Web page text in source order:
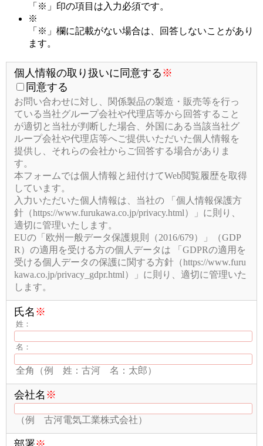
「 ※ 」印の項目は入力必須です。
※
「 ※ 」欄に記載がない場合は、回答しないことがあり
ます。
個人情報の取り扱いに同意する ※
同意する
お問い合わせに対し、関係製品の製造・販売等を行っ
ている当社グループ会社や代理店等から回答すること
が適切と当社が判断した場合、外国にある当該当社グ
ループ会社や代理店等へご提供いただいた個人情報を
提供し、それらの会社からご回答する場合がありま
す。
本フォームでは個人情報と紐付けてWeb閲覧履歴を取得
しています。
入力いただいた個人情報は、当社の 「個人情報保護方
針（https://www.furukawa.co.jp/privacy.html）」に則り、
適切に管理いたします。
EUの「欧州一般データ保護規則（2016/679）」（GDP
R）の適用を受ける方の個人データは 「GDPRの適用を
受ける個人データの保護に関する方針（https://www.furu
kawa.co.jp/privacy_gdpr.html）」に則り、適切に管理いた
します。
氏名 ※
姓：
名：
全角（例 姓：古河 名：太郎）
会社名 ※
（例 古河電気工業株式会社）